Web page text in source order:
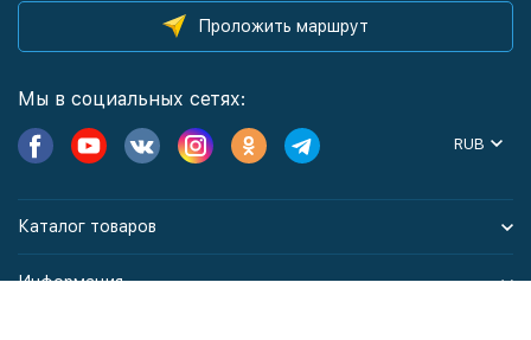
Проложить маршрут
Мы в социальных сетях:
RUB
Каталог товаров
Информация